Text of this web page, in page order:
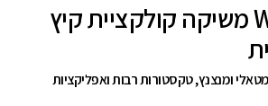
רשת WESHOES משיקה קולקציית קיץ
מטאלי ומנצנץ, טקסטורות רבות ואפליקציות